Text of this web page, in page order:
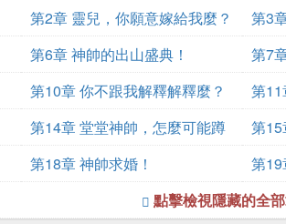
第2章 靈兒，你願意嫁給我麼？ 第3
第6章 神帥的出山盛典！ 第7
第10章 你不跟我解釋解釋麼？ 第
第14章 堂堂神帥，怎麼可能蹲
過牢
第15
第18章 神帥求婚！ 第19
點擊檢視隱藏的全